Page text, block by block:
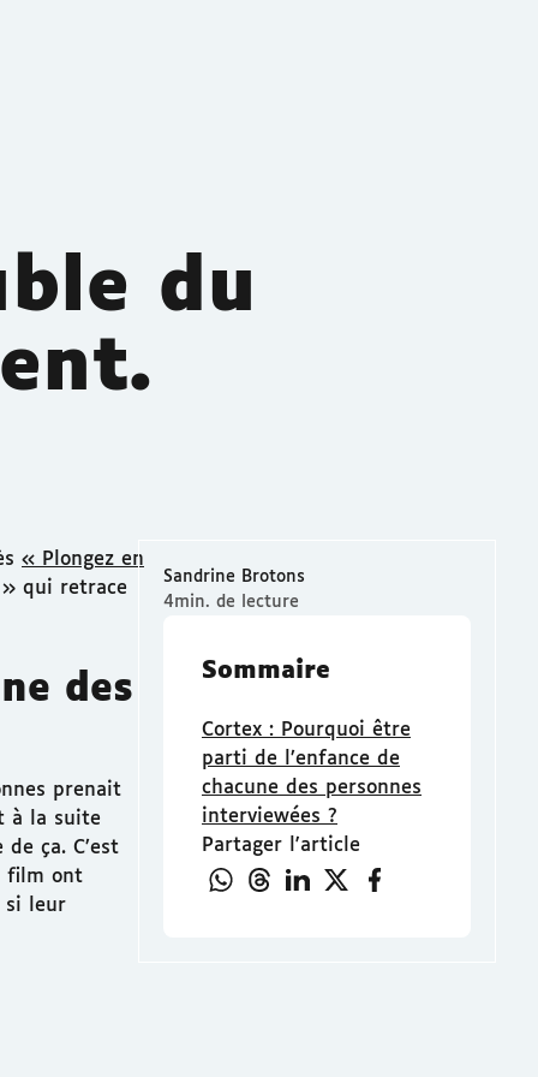
du
« Plongez en
» qui retrace
des
prenait
à la suite
ça. C’est
film ont
si leur
Sandrine Brotons
4min. de lecture
Sommaire
Cortex : Pourquoi être
parti de l’enfance de
chacune des personnes
interviewées ?
Partager l'article